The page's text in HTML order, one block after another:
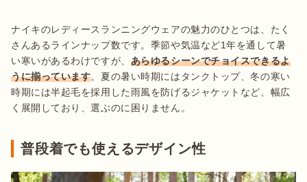
ナイキのレディースランニングウェアの魅力のひとつは、たく
さんあるラインナップ数です。季節や気温など1年を通して暑
い寒いがあるわけですが、 あらゆるシーンでチョイスできるよ
うに揃っています。夏の暑い時期にはタンクトップ、冬の寒い
時期には半起毛を採用した雨風を防げるジャケットなど、幅広
く展開しており、選ぶのに困りません。
普段着でも使えるデザイン性